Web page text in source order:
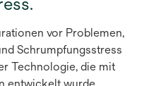
vor Problemen,
Schrumpfungsstress
Technologie, die mit
entwickelt wurde.